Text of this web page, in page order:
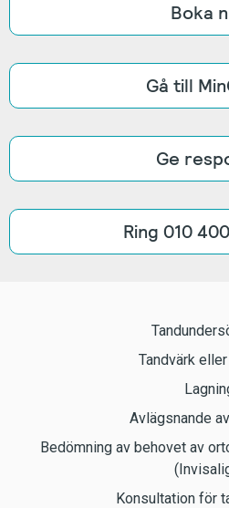
Boka
Gå till
Ge
Ring 010
Tandvärk
Avlägsnande
Bedömning av behovet av
Konsultation för